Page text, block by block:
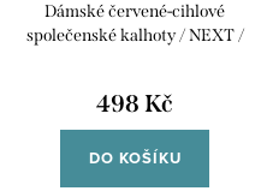
Dámské červené-cihlové
společenské kalhoty / NEXT /
498 Kč
DO KOŠÍKU